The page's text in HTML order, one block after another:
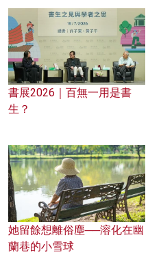
書展2026｜百無一用是書
生？
她留餘想離俗塵──溶化在幽
蘭巷的小雪球